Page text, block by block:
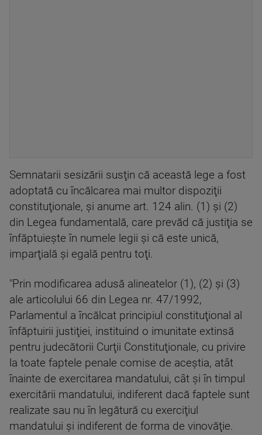
Semnatarii sesizării susţin că această lege a fost
adoptată cu încălcarea mai multor dispoziţii
constituţionale, şi anume art. 124 alin. (1) şi (2)
din Legea fundamentală, care prevăd că justiţia se
înfăptuieşte în numele legii şi că este unică,
imparţială şi egală pentru toţi.
"Prin modificarea adusă alineatelor (1), (2) şi (3)
ale articolului 66 din Legea nr. 47/1992,
Parlamentul a încălcat principiul constituţional al
înfăptuirii justiţiei, instituind o imunitate extinsă
pentru judecătorii Curţii Constituţionale, cu privire
la toate faptele penale comise de aceştia, atât
înainte de exercitarea mandatului, cât şi în timpul
exercitării mandatului, indiferent dacă faptele sunt
realizate sau nu în legătură cu exerciţiul
mandatului şi indiferent de forma de vinovăţie.